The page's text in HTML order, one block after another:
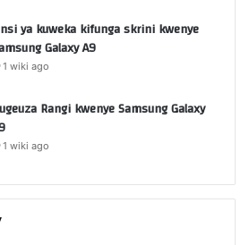
ya kuweka kifunga skrini kwenye
Galaxy A9
1 wiki ago
Rangi kwenye Samsung Galaxy
1 wiki ago